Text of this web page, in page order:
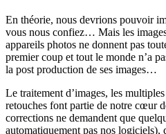
En théorie, nous devrions pouvoir
vous nous confiez… Mais les
appareils photos ne donnent pas
premier coup et tout le monde n’a
la post production de ses images…
Le traitement d’images, les
retouches font partie de notre cœur
corrections ne demandent que
automatiquement pas nos logiciels),